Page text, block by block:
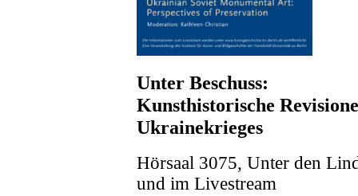
Unter Beschuss:
Kunsthistorische
Ukrainekrieges
Hörsaal 3075, Unter den
und im Livestream